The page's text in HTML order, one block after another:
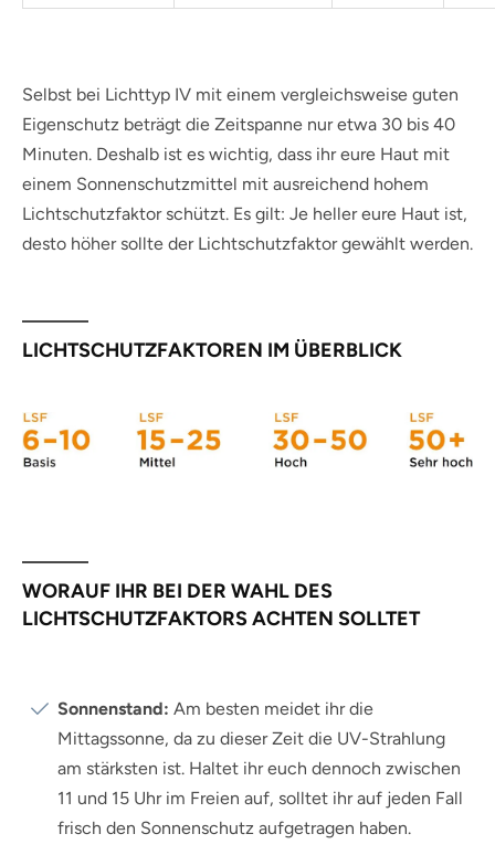
Selbst bei Lichttyp IV mit einem vergleichsweise guten
Eigenschutz beträgt die Zeitspanne nur etwa 30 bis 40
Minuten. Deshalb ist es wichtig, dass ihr eure Haut mit
einem Sonnenschutzmittel mit ausreichend hohem
Lichtschutzfaktor schützt. Es gilt: Je heller eure Haut ist,
desto höher sollte der Lichtschutzfaktor gewählt werden.
LICHTSCHUTZFAKTOREN IM ÜBERBLICK
WORAUF IHR BEI DER WAHL DES
LICHTSCHUTZFAKTORS ACHTEN SOLLTET
Sonnenstand: Am besten meidet ihr die
Mittagssonne, da zu dieser Zeit die UV-Strahlung
am stärksten ist. Haltet ihr euch dennoch zwischen
11 und 15 Uhr im Freien auf, solltet ihr auf jeden Fall
frisch den Sonnenschutz aufgetragen haben.